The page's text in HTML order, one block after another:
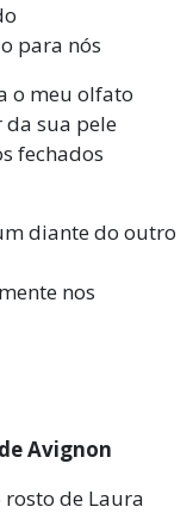
para nós
o meu olfato
sua pele
fechados
diante do outro
nos
Avignon
rosto de Laura